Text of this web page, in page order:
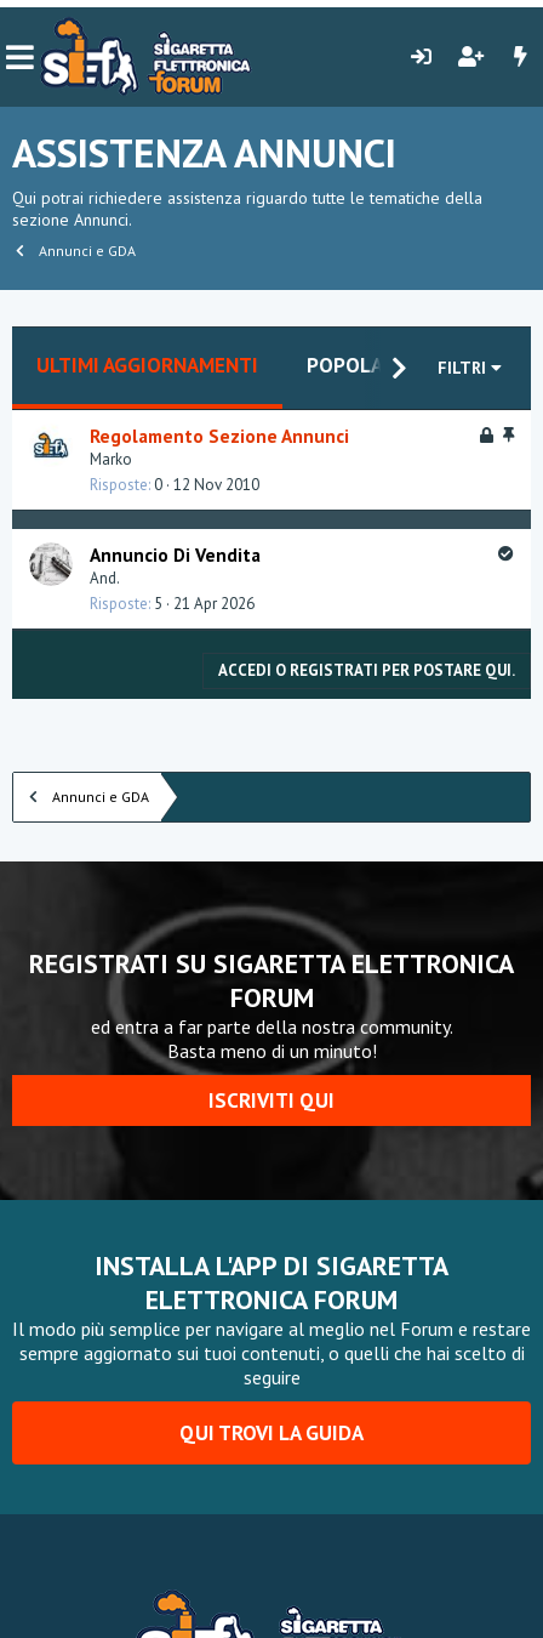
ASSISTENZA ANNUNCI
Qui potrai richiedere assistenza riguardo tutte le tematiche della
sezione Annunci.
Annunci e GDA
ULTIMI AGGIORNAMENTI POPOLARI PIÙ NUOVI
FILTRI
B
c
a
I
i
d
Regolamento Sezione Annunci
Marko
Risposte 0 12 Nov 2010
S
Annuncio Di Vendita
And.
Risposte 5 21 Apr 2026
ACCEDI O REGISTRATI PER POSTARE QUI.
Annunci e GDA
REGISTRATI SU SIGARETTA ELETTRONICA
FORUM
ed entra a far parte della nostra community.
Basta meno di un minuto!
ISCRIVITI QUI
INSTALLA L'APP DI SIGARETTA
ELETTRONICA FORUM
Il modo più semplice per navigare al meglio nel Forum e restare
sempre aggiornato sui tuoi contenuti, o quelli che hai scelto di
seguire
QUI TROVI LA GUIDA